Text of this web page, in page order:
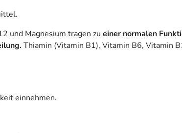
und Magnesium tragen zu einer normalen
Thiamin (Vitamin B1), Vitamin B6, Vitamin
einnehmen.